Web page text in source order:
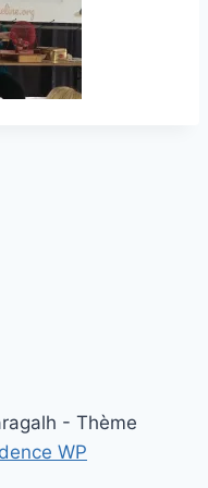
- Thème
WP